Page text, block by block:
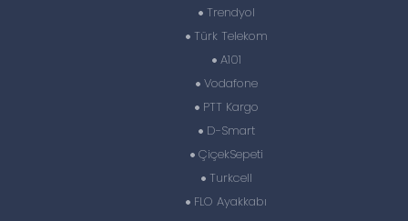
Trendyol
Türk Telekom
A101
Vodafone
PTT Kargo
D-Smart
ÇiçekSepeti
Turkcell
FLO Ayakkabı